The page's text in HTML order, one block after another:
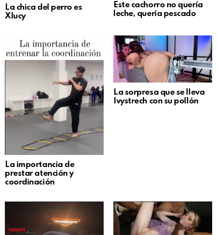
La chica del perro es
Xlucy
Este cachorro no quería
leche, quería pescado
La importancia de
prestar atención y
coordinación
La sorpresa que se lleva
Ivystrech con su pollón